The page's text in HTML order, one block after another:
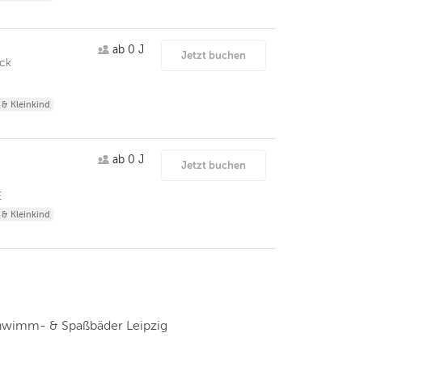
ab 0 J
Kleinkind
Jetzt buchen
ab 0 J
Kleinkind
Jetzt buchen
& Spaßbäder Leipzig